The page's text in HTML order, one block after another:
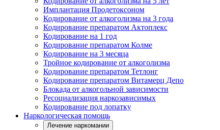
Имплантация Продетоксоном
Кодирование от алкоголизма на 3 года
Кодирование препаратом Актоплекс
Кодирование на 1 год
Кодирование препаратом Колме
Кодирование на 3 месяца
Тройное кодирование от алкоголизма
Кодирование препаратом Тетлонг
Кодирование препаратом Витамерц Депо
Блокада от алкогольной зависимости
Ресоциализация наркозависимых
Кодирование под лопатку
Наркологическая помощь
Лечение наркомании